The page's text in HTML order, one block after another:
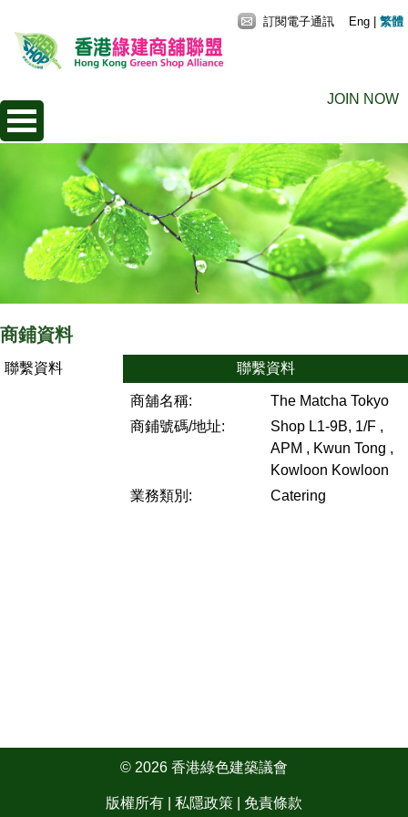
JOIN NOW
訂閱電子通訊 Eng 繁體
商鋪資料
聯繫資料 聯繫資料
商舖名稱:
The Matcha Tokyo
商鋪號碼/地址:
Shop L1-9B, 1/F ,
APM , Kwun Tong ,
Kowloon Kowloon
業務類別:
Catering
© 2026 香港綠色建築議會
版權所有 | 私隱政策 免責條款